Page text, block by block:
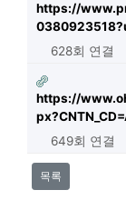
https://
628회 연결
https://
649회 연결
목록